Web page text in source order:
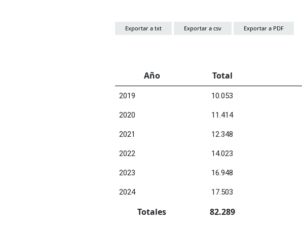
Exportar a txt Exportar a csv Exportar a PDF
Año Total
2019 10.053
2020 11.414
2021 12.348
2022 14.023
2023 16.948
2024 17.503
Totales 82.289